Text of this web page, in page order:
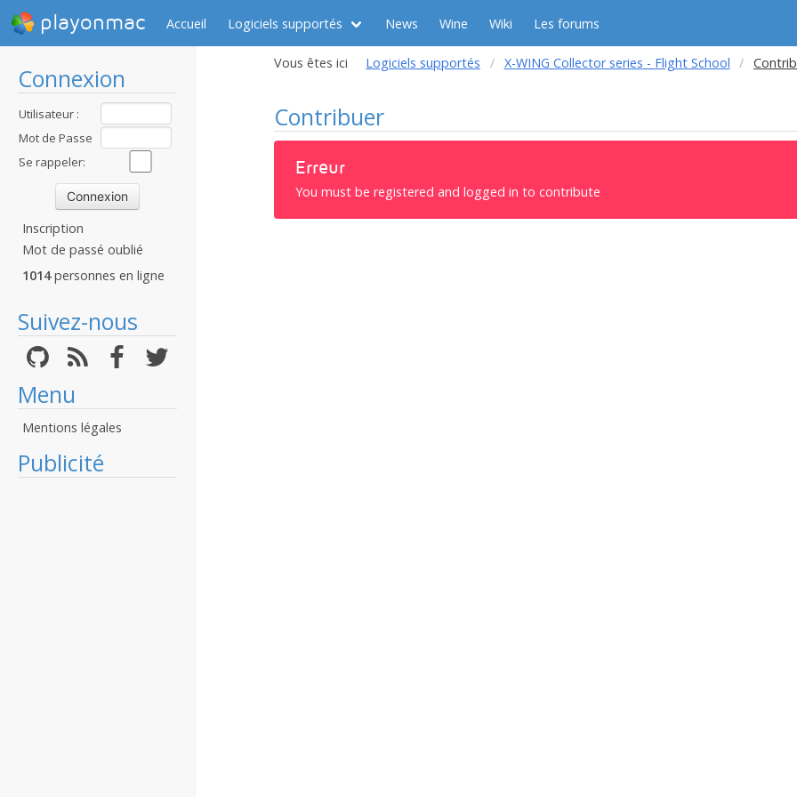
playonmac Accueil Logiciels supportés News Wine Wiki Les forums
Connexion
Utilisateur :
Mot de Passe
:Se rappeler:
Inscription
Mot de passé oublié
1014personnes en ligne
Suivez-nous
Menu
Mentions légales
Publicité
Vous êtes ici Logiciels supportés X-WING Collector series - Flight School
Contribuer
Erreur
You must be registered and logged in to contribute